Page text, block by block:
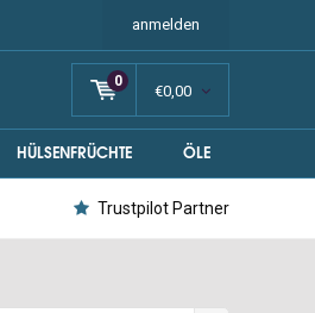
anmelden
0
€0,00
HÜLSENFRÜCHTE ÖLE
Trustpilot Partner